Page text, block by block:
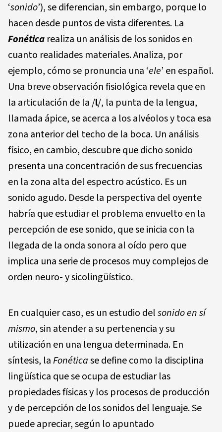
‘sonido’), se diferencian, sin embargo, porque lo
hacen desde puntos de vista diferentes. La
Fonética realiza un análisis de los sonidos en
cuanto realidades materiales. Analiza, por
ejemplo, cómo se pronuncia una ‘ele’ en español.
Una breve observación fisiológica revela que en
la articulación de la /l/, la punta de la lengua,
llamada ápice, se acerca a los alvéolos y toca esa
zona anterior del techo de la boca. Un análisis
físico, en cambio, descubre que dicho sonido
presenta una concentración de sus frecuencias
en la zona alta del espectro acústico. Es un
sonido agudo. Desde la perspectiva del oyente
habría que estudiar el problema envuelto en la
percepción de ese sonido, que se inicia con la
llegada de la onda sonora al oído pero que
implica una serie de procesos muy complejos de
orden neuro- y sicolingüístico.
En cualquier caso, es un estudio delsonido ensí
mismo, sin atender a su pertenencia y su
utilización en una lengua determinada. En
síntesis, laFonéticase define como la disciplina
lingüística que se ocupa de estudiar las
propiedades físicas y los procesos de producción
y de percepción de los sonidos del lenguaje. Se
puede apreciar, según lo apuntado